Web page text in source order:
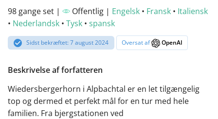
98 gange set | Offentlig | Engelsk • Fransk • Italiensk
• Nederlandsk • Tysk • spansk
Sidst bekræftet: 7 august 2024 Oversat af OpenAI
Beskrivelse af forfatteren
Wiedersbergerhorn i Alpbachtal er en let tilgængelig
top og dermed et perfekt mål for en tur med hele
familien. Fra bjergstationen ved